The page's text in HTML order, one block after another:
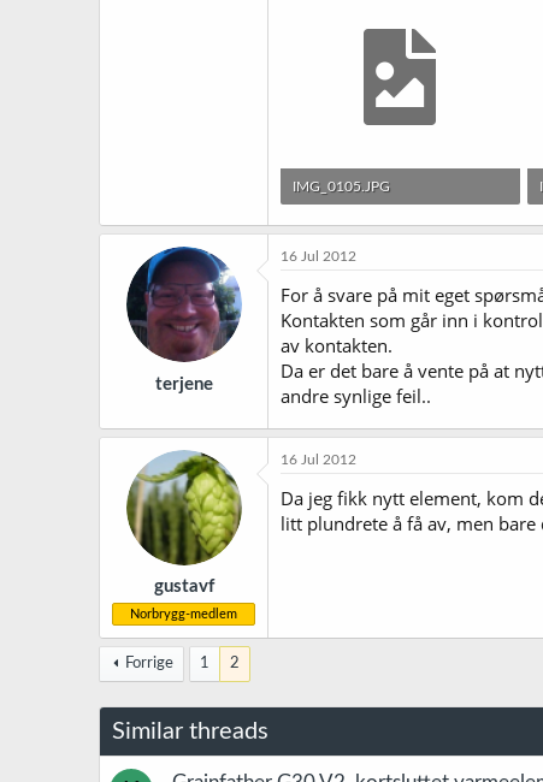
IMG_0105.JPG
1,8 MB · Sett: 255
terjene
16 Jul 2012
For å svare på mit eget
Kontakten som går inn i
av kontakten.
Da er det bare å vente på at
andre synlige feil..
gustavf
Norbrygg-medlem
16 Jul 2012
Da jeg fikk nytt element, kom
litt plundrete å få av, men
Forrige 1 2
Similar threads